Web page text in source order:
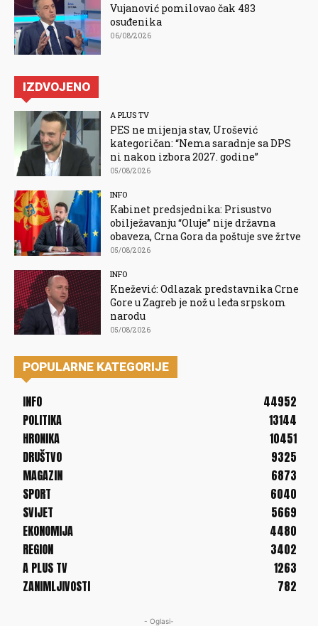
Vujanović pomilovao čak 483
osuđenika
06/08/2026
IZDVOJENO
A PLUS TV
PES ne mijenja stav, Urošević
kategoričan: “Nema saradnje sa DPS
ni nakon izbora 2027. godine”
05/08/2026
INFO
Kabinet predsjednika: Prisustvo
obilježavanju “Oluje” nije državna
obaveza, Crna Gora da poštuje sve žrtve
05/08/2026
INFO
Knežević: Odlazak predstavnika Crne
Gore u Zagreb je nož u leđa srpskom
narodu
05/08/2026
POPULARNE KATEGORIJE
INFO
44952
POLITIKA
13144
HRONIKA
10451
DRUŠTVO
9325
MAGAZIN
6873
SPORT
6040
SVIJET
5669
EKONOMIJA
4480
REGION
3402
A PLUS TV
1263
ZANIMLJIVOSTI
782
- Oglasi-